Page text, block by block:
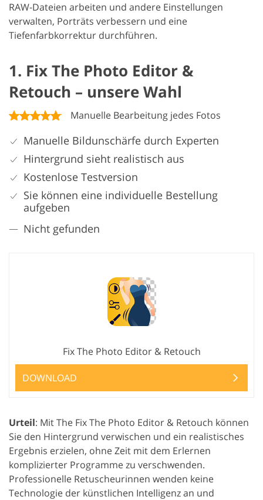
RAW-Dateien arbeiten und andere Einstellungen
verwalten, Porträts verbessern und eine
Tiefenfarbkorrektur durchführen.
1. Fix The Photo Editor &
Retouch – unsere Wahl
Manuelle Bearbeitung jedes Fotos
Manuelle Bildunschärfe durch Experten
Hintergrund sieht realistisch aus
Kostenlose Testversion
Sie können eine individuelle Bestellung
aufgeben
Nicht gefunden
Fix The Photo Editor & Retouch
DOWNLOAD
Urteil: Mit The Fix The Photo Editor & Retouch können
Sie den Hintergrund verwischen und ein realistisches
Ergebnis erzielen, ohne Zeit mit dem Erlernen
komplizierter Programme zu verschwenden.
Professionelle Retuscheurinnen wenden keine
Technologie der künstlichen Intelligenz an und